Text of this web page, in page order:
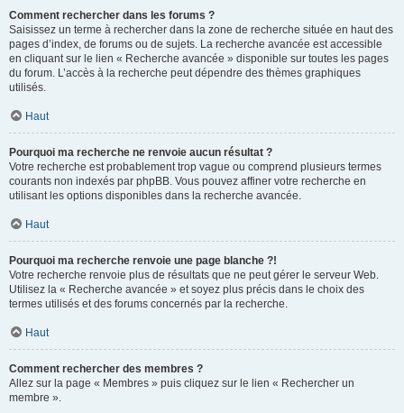
Comment rechercher dans les forums ?
Saisissez un terme à rechercher dans la zone de recherche située en haut des
pages d’index, de forums ou de sujets. La recherche avancée est accessible
en cliquant sur le lien « Recherche avancée » disponible sur toutes les pages
du forum. L’accès à la recherche peut dépendre des thèmes graphiques
utilisés.
Haut
Pourquoi ma recherche ne renvoie aucun résultat ?
Votre recherche est probablement trop vague ou comprend plusieurs termes
courants non indexés par phpBB. Vous pouvez affiner votre recherche en
utilisant les options disponibles dans la recherche avancée.
Haut
Pourquoi ma recherche renvoie une page blanche ?!
Votre recherche renvoie plus de résultats que ne peut gérer le serveur Web.
Utilisez la « Recherche avancée » et soyez plus précis dans le choix des
termes utilisés et des forums concernés par la recherche.
Haut
Comment rechercher des membres ?
Allez sur la page « Membres » puis cliquez sur le lien « Rechercher un
membre ».